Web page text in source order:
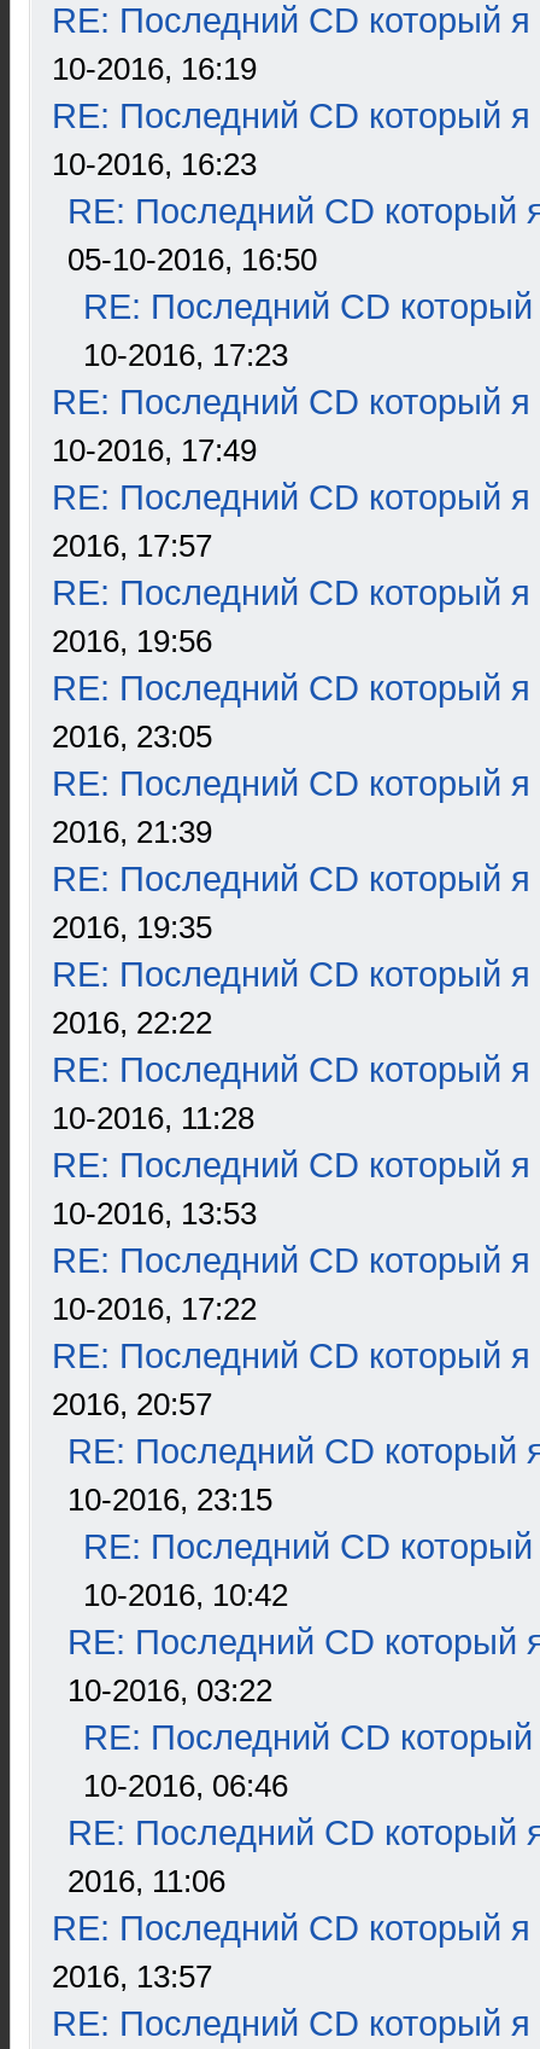
RE: Последний CD который я
10-2016, 16:19
RE: Последний CD который я
10-2016, 16:23
RE: Последний CD который
05-10-2016, 16:50
RE: Последний CD который
10-2016, 17:23
RE: Последний CD который я
10-2016, 17:49
RE: Последний CD который я
2016, 17:57
RE: Последний CD который я
2016, 19:56
RE: Последний CD который я
2016, 23:05
RE: Последний CD который я
2016, 21:39
RE: Последний CD который я
2016, 19:35
RE: Последний CD который я
2016, 22:22
RE: Последний CD который я
10-2016, 11:28
RE: Последний CD который я
10-2016, 13:53
RE: Последний CD который я
10-2016, 17:22
RE: Последний CD который я
2016, 20:57
RE: Последний CD который
10-2016, 23:15
RE: Последний CD который
10-2016, 10:42
RE: Последний CD который
10-2016, 03:22
RE: Последний CD который
10-2016, 06:46
RE: Последний CD который
2016, 11:06
RE: Последний CD который я
2016, 13:57
RE: Последний CD который я